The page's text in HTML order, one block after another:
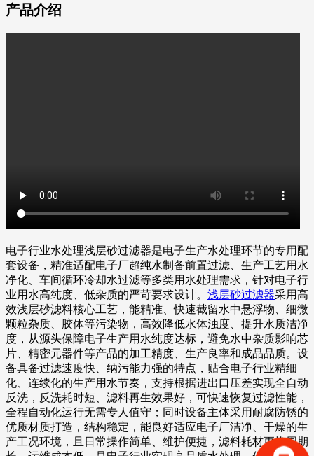
产品介绍
电子行业水处理浅层砂过滤器是电子生产水处理环节的专用配
套设备，精准适配电子厂超纯水制备前置过滤、生产工艺用水
净化、车间循环冷却水过滤等多类用水处理需求，针对电子行
业用水高纯度、低杂质的严苛要求设计。 浅层砂过滤器采用高
效浅层砂滤料核心工艺，能精准、快速截留水中悬浮物、细微
颗粒杂质、胶体等污染物，高效降低水体浊度、提升水质洁净
度，从源头保障电子生产用水纯度达标，避免水中杂质影响芯
片、精密元器件等产品的加工精度、生产良率和成品品质。设
备具备过滤速度快、纳污能力强的特点，贴合电子行业精细
化、连续化的生产用水节奏，支持根据进出口压差实现全自动
反洗，反洗耗时短、滤料再生效果好，可快速恢复过滤性能，
全程自动化运行无需专人值守；同时设备主体采用耐腐防锈的
优质材质打造，结构稳定，能良好适应电子厂洁净、干燥的生
产工况环境，且日常操作简单、维护便捷，滤料耗材更换周期